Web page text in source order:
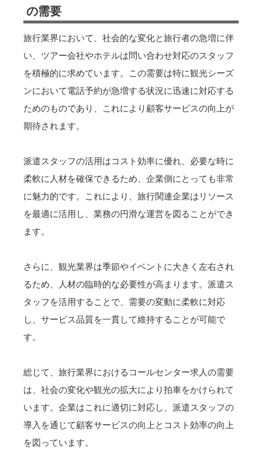
の需要
旅行業界において、社会的な変化と旅行者の急増に伴
い、ツアー会社やホテルは問い合わせ対応のスタッフ
を積極的に求めています。この需要は特に観光シーズ
ンにおいて電話予約が急増する状況に迅速に対応する
ためのものであり、これにより顧客サービスの向上が
期待されます。
派遣スタッフの活用はコスト効率に優れ、必要な時に
柔軟に人材を確保できるため、企業側にとっても非常
に魅力的です。これにより、旅行関連企業はリソース
を最適に活用し、業務の円滑な運営を図ることができ
ます。
さらに、観光業界は季節やイベントに大きく左右され
るため、人材の臨時的な必要性が高まります。派遣ス
タッフを活用することで、需要の変動に柔軟に対応
し、サービス品質を一貫して維持することが可能で
す。
総じて、旅行業界におけるコールセンター求人の需要
は、社会の変化や観光の拡大により拍車をかけられて
います。企業はこれに適切に対応し、派遣スタッフの
導入を通じて顧客サービスの向上とコスト効率の向上
を図っています。